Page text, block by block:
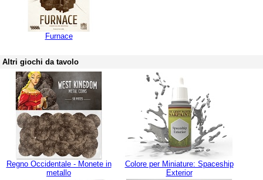
Furnace
Altri giochi da tavolo
Regno Occidentale - Monete in
metallo
Colore per Miniature: Spaceship
Exterior